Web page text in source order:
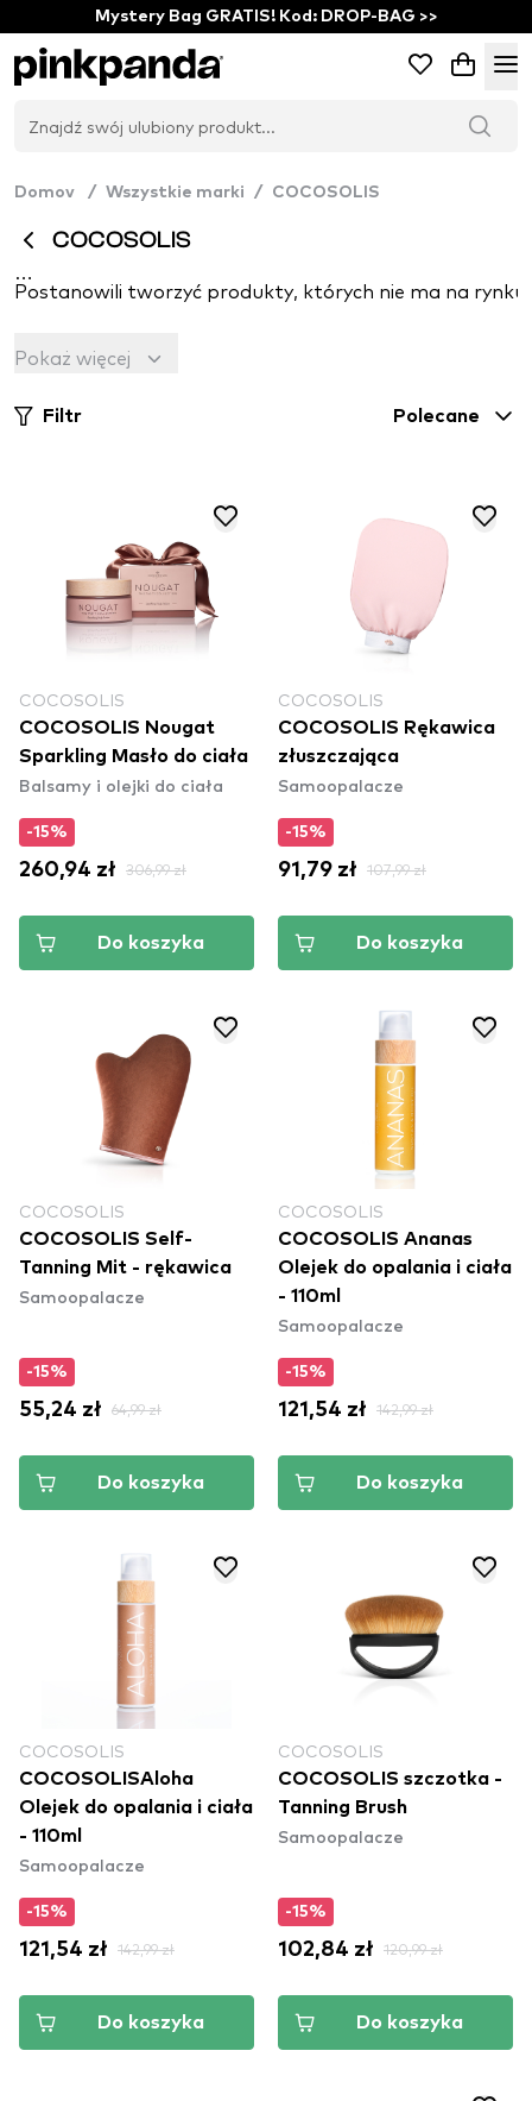
Mystery Bag GRATIS! Kod: DROP-BAG >>
Domov / Wszystkie marki / COCOSOLIS
COCOSOLIS
Postanowili tworzyć produkty, których nie ma na rynku
Chcieli podzielić się swoją miłością ze światem i dać
Mieli okazję połączyć piękne i wydajne rzeczy z
Pokaż więcej
Filtr Polecane
COCOSOLIS
COCOSOLIS Nougat
Sparkling Masło do ciała
Balsamy i olejki do ciała
-15%
260,94 zł 306,99 zł
Do koszyka
COCOSOLIS
COCOSOLIS Rękawica
złuszczająca
Samoopalacze
-15%
91,79 zł 107,99 zł
Do koszyka
COCOSOLIS
COCOSOLIS Self-
Tanning Mit - rękawica
Samoopalacze
-15%
55,24 zł 64,99 zł
Do koszyka
COCOSOLIS
COCOSOLIS Ananas
Olejek do opalania i ciała
- 110ml
Samoopalacze
-15%
121,54 zł 142,99 zł
Do koszyka
COCOSOLIS
COCOSOLISAloha
Olejek do opalania i ciała
- 110ml
Samoopalacze
-15%
121,54 zł 142,99 zł
Do koszyka
COCOSOLIS
COCOSOLIS szczotka -
Tanning Brush
Samoopalacze
-15%
102,84 zł 120,99 zł
Do koszyka